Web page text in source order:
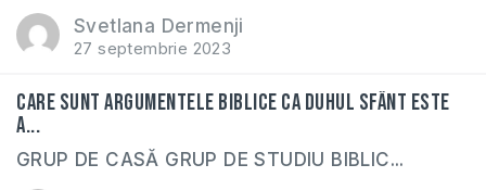
Svetlana Dermenji
27 septembrie 2023
Care sunt argumentele biblice ca Duhul Sfânt este
a...
GRUP DE CASĂ GRUP DE STUDIU BIBLIC...